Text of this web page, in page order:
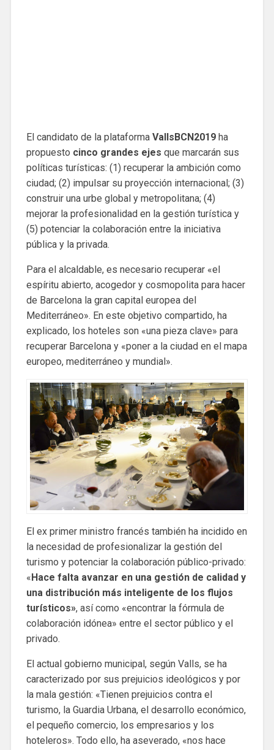
El candidato de la plataforma VallsBCN2019ha
propuesto cinco grandes ejes que marcarán sus
políticas turísticas: (1) recuperar la ambición como
ciudad; (2) impulsar su proyección internacional; (3)
construir una urbe global y metropolitana; (4)
mejorar la profesionalidad en la gestión turística y
(5) potenciar la colaboración entre la iniciativa
pública y la privada.
Para el alcaldable, es necesario recuperar «el
espíritu abierto, acogedor y cosmopolita para hacer
de Barcelona la gran capital europea del
Mediterráneo». En este objetivo compartido, ha
explicado, los hoteles son «una pieza clave» para
recuperar Barcelona y «poner a la ciudad en el mapa
europeo, mediterráneo y mundial».
El ex primer ministro francés también ha incidido en
la necesidad de profesionalizar la gestión del
turismo y potenciar la colaboración público-privado:
«Hace falta avanzar en una gestión de calidad y
una distribución más inteligente de los flujos
turísticos», así como «encontrar la fórmula de
colaboración idónea» entre el sector público y el
privado.
El actual gobierno municipal, según Valls, se ha
caracterizado por sus prejuicios ideológicos y por
la mala gestión: «Tienen prejuicios contra el
turismo, la Guardia Urbana, el desarrollo económico,
el pequeño comercio, los empresarios y los
hoteleros». Todo ello, ha aseverado, «nos hace